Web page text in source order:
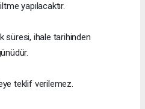
yapılacaktır.
süresi, ihale tarihinden
teklif verilemez.